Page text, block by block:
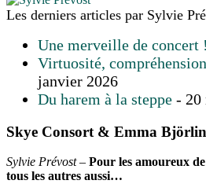
Les derniers articles par Sylvie
Une merveille de concert !
Virtuosité,
janvier 2026
Du harem à la steppe - 20
Skye Consort & Emma
Sylvie Prévost– Pour les amoureux
tous les autres aussi…